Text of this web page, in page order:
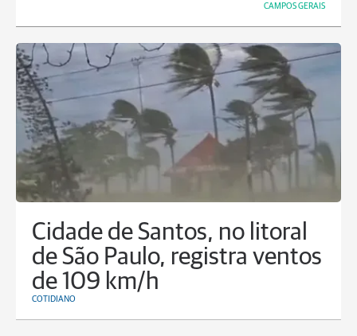
CAMPOS GERAIS
Cidade de Santos, no litoral
de São Paulo, registra ventos
de 109 km/h
COTIDIANO